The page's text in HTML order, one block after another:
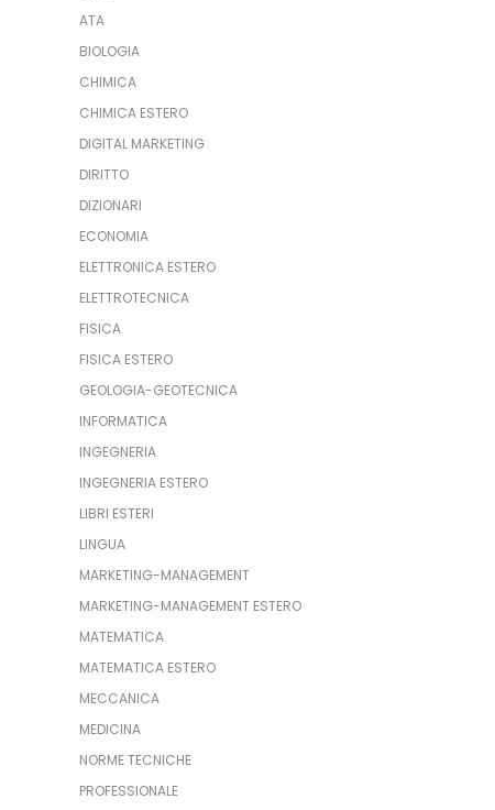
ATA
BIOLOGIA
CHIMICA
CHIMICA ESTERO
DIGITAL MARKETING
DIRITTO
DIZIONARI
ECONOMIA
ELETTRONICA ESTERO
ELETTROTECNICA
FISICA
FISICA ESTERO
GEOLOGIA-GEOTECNICA
INFORMATICA
INGEGNERIA
INGEGNERIA ESTERO
LIBRI ESTERI
LINGUA
MARKETING-MANAGEMENT
MARKETING-MANAGEMENT ESTERO
MATEMATICA
MATEMATICA ESTERO
MECCANICA
MEDICINA
NORME TECNICHE
PROFESSIONALE